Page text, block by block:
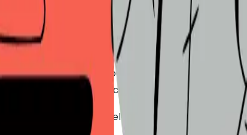
que 30% dos ciclos de vendas B2B
O problema: a maior parte da categoria foi
ciclos de 6 a 12 meses, contratos de
$5K e $100K, a abordagem enterprise dos
provavelmente precisa de uma forma de
DSR e organiza-as pelo que realmente importa à